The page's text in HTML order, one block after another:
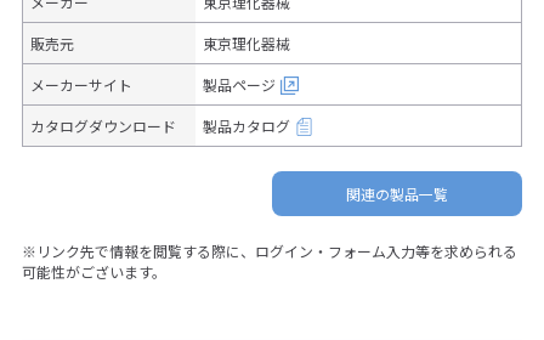
販売元 東京理化器械
メーカーサイト 製品ページ
カタログダウンロード 製品カタログ
関連の製品一覧
※リンク先で情報を閲覧する際に、ログイン・フォーム入力等を求められる
可能性がございます。